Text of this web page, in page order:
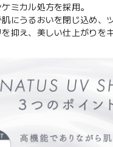
ミカル処方を採用。
にうるおいを閉じ込め、
抑え、美しい仕上がりを